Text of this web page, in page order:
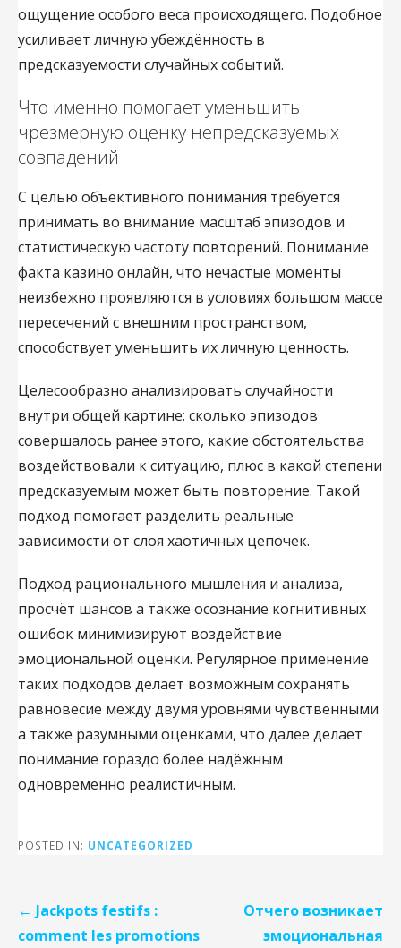
ощущение особого веса происходящего. Подобное
усиливает личную убеждённость в
предсказуемости случайных событий.
Что именно помогает уменьшить
чрезмерную оценку непредсказуемых
совпадений
С целью объективного понимания требуется
принимать во внимание масштаб эпизодов и
статистическую частоту повторений. Понимание
факта казино онлайн, что нечастые моменты
неизбежно проявляются в условиях большом массе
пересечений с внешним пространством,
способствует уменьшить их личную ценность.
Целесообразно анализировать случайности
внутри общей картине: сколько эпизодов
совершалось ранее этого, какие обстоятельства
воздействовали к ситуацию, плюс в какой степени
предсказуемым может быть повторение. Такой
подход помогает разделить реальные
зависимости от слоя хаотичных цепочек.
Подход рационального мышления и анализа,
просчёт шансов а также осознание когнитивных
ошибок минимизируют воздействие
эмоциональной оценки. Регулярное применение
таких подходов делает возможным сохранять
равновесие между двумя уровнями чувственными
а также разумными оценками, что далее делает
понимание гораздо более надёжным
одновременно реалистичным.
POSTED IN: UNCATEGORIZED
Post
navigation
← Jackpots festifs :
comment les promotions
Отчего возникает
эмоциональная